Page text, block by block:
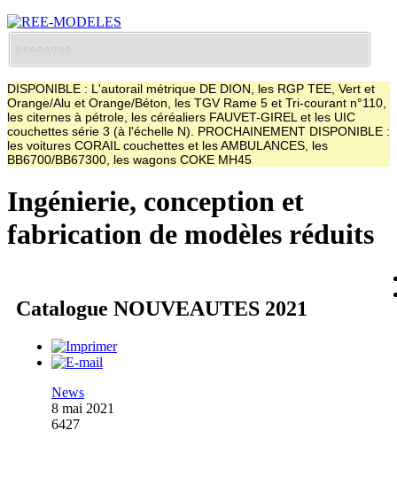
DISPONIBLE : L'autorail métrique DE DION, les RGP TEE, Vert et
Orange/Alu et Orange/Béton, les TGV Rame 5 et Tri-courant n°110,
les citernes à pétrole, les céréaliers FAUVET-GIREL et les UIC
couchettes série 3 (à l'échelle N). PROCHAINEMENT DISPONIBLE :
les voitures CORAIL couchettes et les AMBULANCES, les
BB6700/BB67300, les wagons COKE MH45
Ingénierie, conception et
fabrication de modèles réduits
Catalogue NOUVEAUTES 2021
News
8 mai 2021
6427